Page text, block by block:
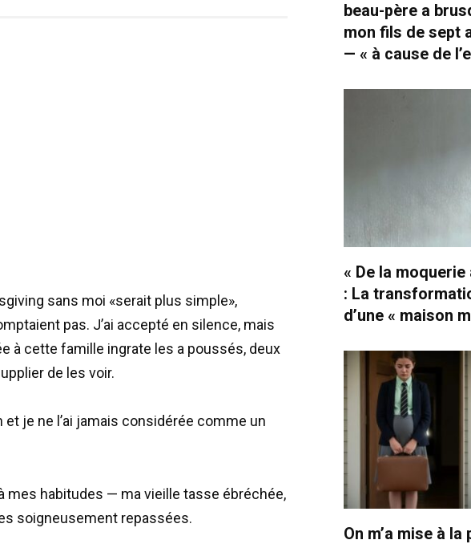
sans moi «serait plus simple»,
pas. J’ai accepté en silence, mais
à cette famille ingrate les a poussés, deux
de les voir.
je ne l’ai jamais considérée comme un
mes habitudes — ma vieille tasse ébréchée,
soigneusement repassées.
beau-père a
mon fils de sept
— « à cause de
« De la moquerie
: La
d’une « maison
On m’a mise à la